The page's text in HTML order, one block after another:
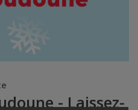
- Laissez-